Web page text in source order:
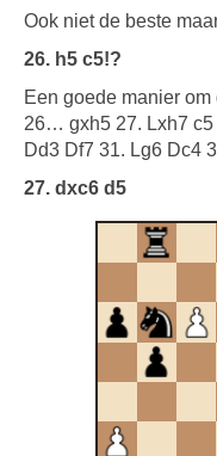
Ook niet de beste
26. h5 c5!?
Een goede manier
26… gxh5 27. Lxh7 c5
Dd3 Df7 31. Lg6 Dc4
27. dxc6 d5